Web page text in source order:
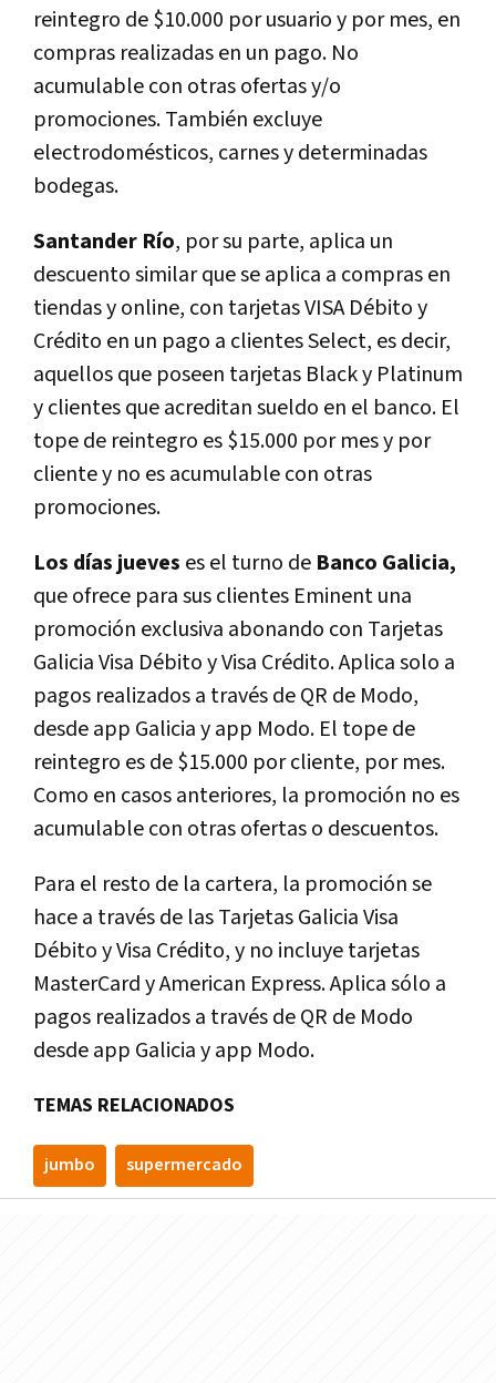
reintegro de $10.000 por usuario y por mes, en
compras realizadas en un pago. No
acumulable con otras ofertas y/o
promociones. También excluye
electrodomésticos, carnes y determinadas
bodegas.
Santander Río, por su parte, aplica un
descuento similar que se aplica a compras en
tiendas y online, con tarjetas VISA Débito y
Crédito en un pago a clientes Select, es decir,
aquellos que poseen tarjetas Black y Platinum
y clientes que acreditan sueldo en el banco. El
tope de reintegro es $15.000 por mes y por
cliente y no es acumulable con otras
promociones.
Los días jueves es el turno de Banco Galicia,
que ofrece para sus clientes Eminent una
promoción exclusiva abonando con Tarjetas
Galicia Visa Débito y Visa Crédito. Aplica solo a
pagos realizados a través de QR de Modo,
desde app Galicia y app Modo. El tope de
reintegro es de $15.000 por cliente, por mes.
Como en casos anteriores, la promoción no es
acumulable con otras ofertas o descuentos.
Para el resto de la cartera, la promoción se
hace a través de las Tarjetas Galicia Visa
Débito y Visa Crédito, y no incluye tarjetas
MasterCard y American Express. Aplica sólo a
pagos realizados a través de QR de Modo
desde app Galicia y app Modo.
TEMAS RELACIONADOS
jumbo supermercado